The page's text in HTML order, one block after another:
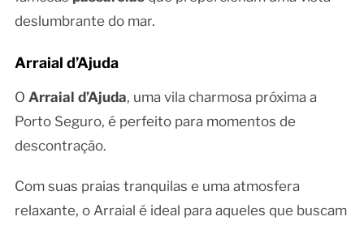
deslumbrante do mar.
Arraial d’Ajuda
O Arraial d’Ajuda, uma vila charmosa próxima a
Porto Seguro, é perfeito para momentos de
descontração.
Com suas praias tranquilas e uma atmosfera
relaxante, o Arraial é ideal para aqueles que buscam